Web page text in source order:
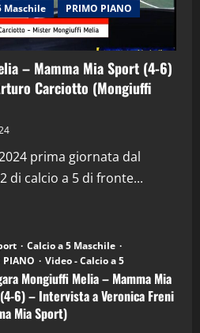
Maschile
PRIMO PIANO
– Mamma Mia Sport (4-6)
Carciotto (Mongiuffi
prima giornata dal
di calcio a 5 di fronte...
Calcio a 5 Maschile
PIANO
Video - Calcio a 5
Mongiuffi Melia – Mamma Mia
6) – Intervista a Veronica Freni
Mia Sport)
in Podcast Sport News
in Podcast: 29^ Puntata
28 Aprile 2026)
2026
in Podcast: 28^ Puntata
21 Aprile 2026)
2026
in Podcast
in Podcast: 27^ Puntata
14 Aprile 2026)
2026